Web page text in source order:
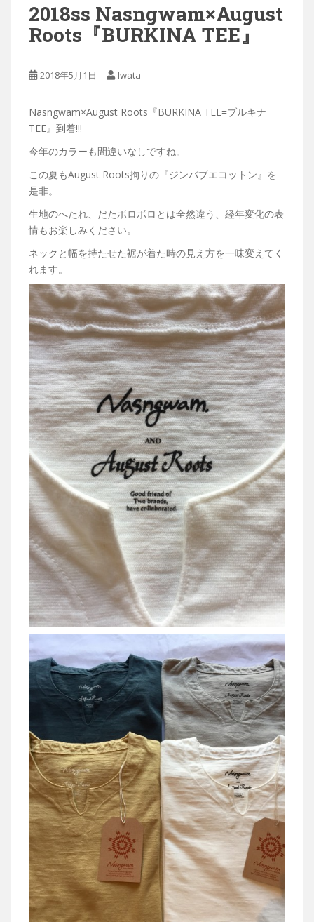
2018ss Nasngwam×August
Roots『BURKINA TEE』
2018年5月1日 Iwata
Nasngwam×August Roots『BURKINA TEE=ブルキナ
TEE』到着!!!
今年のカラーも間違いなしですね。
この夏もAugust Roots拘りの『ジンバブエコットン』を
是非。
生地のへたれ、だたボロボロとは全然違う、経年変化の表
情もお楽しみください。
ネックと幅を持たせた裾が着た時の見え方を一味変えてく
れます。